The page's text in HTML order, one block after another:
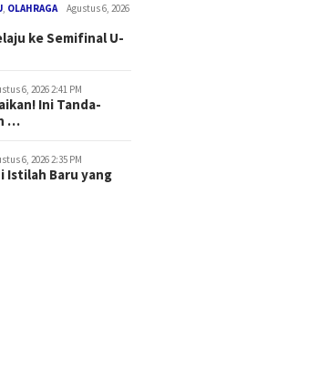
OLAHRAGA
Agustus 6, 2026
ke Semifinal U-
6, 2026 2:41 PM
Ini Tanda-
…
6, 2026 2:35 PM
Istilah Baru yang